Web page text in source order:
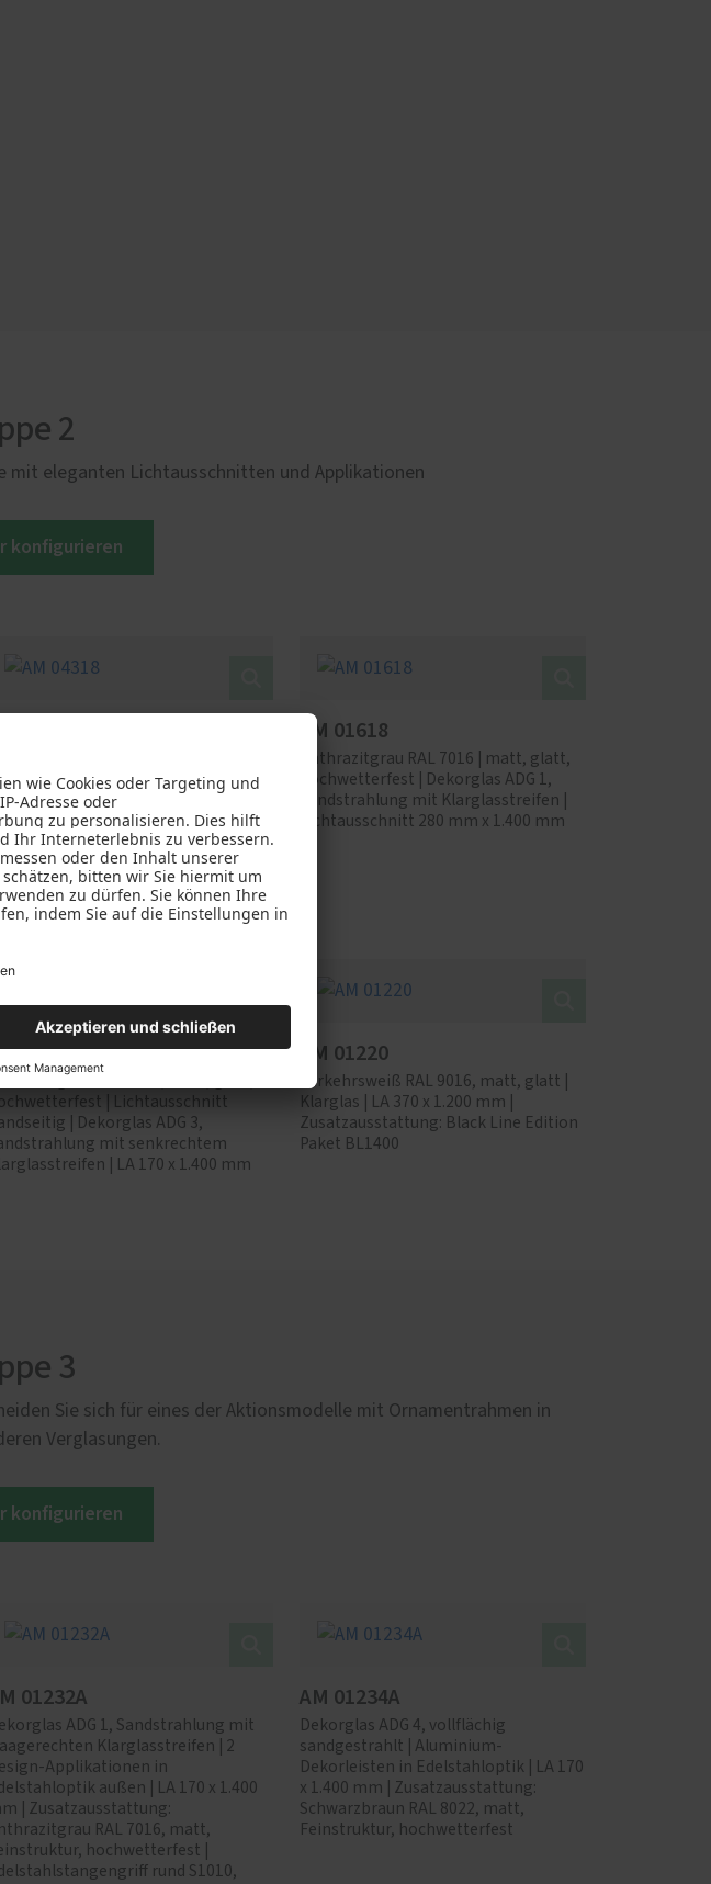
2
mit eleganten Lichtausschnitten und Applikationen
konfigurieren
| Dekorglas ADG 1,
mit Klarglasstreifen | 3
à 280 mm x 280 mm
AM 01618
Anthrazitgrau RAL 7016 | matt, glatt,
hochwetterfest | Dekorglas ADG 1,
Sandstrahlung mit Klarglasstreifen |
Lichtausschnitt 280 mm x 1.400 mm
01230B
| Lichtausschnitt
| Dekorglas ADG 3,
mit senkrechtem
| LA 170 x 1.400 mm
AM 01220
Verkehrsweiß RAL 9016, matt, glatt |
Klarglas | LA 370 x 1.200 mm |
Zusatzausstattung: Black Line Edition
Paket BL1400
3
Sie sich für eines der Aktionsmodelle mit Ornamentrahmen in
Verglasungen.
konfigurieren
01232A
ADG 1, Sandstrahlung mit
Klarglasstreifen | 2
Applikationen in
außen | LA 170 x 1.400
| Zusatzausstattung:
RAL 7016, matt,
hochwetterfest |
rund S1010,
AM 01234A
Dekorglas ADG 4, vollflächig
sandgestrahlt | Aluminium-
Dekorleisten in Edelstahloptik | LA 170
x 1.400 mm | Zusatzausstattung:
Schwarzbraun RAL 8022, matt,
Feinstruktur, hochwetterfest